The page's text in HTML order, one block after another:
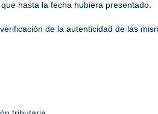
hasta la fecha hubiera presentado.
de la autenticidad de las